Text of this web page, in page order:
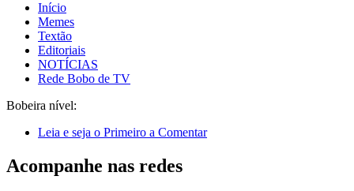
Início
Memes
Textão
Editoriais
NOTÍCIAS
Rede Bobo de TV
Bobeira nível:
Leia e seja o Primeiro a Comentar
Acompanhe nas redes